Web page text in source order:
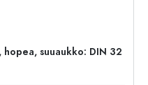
suuaukko: DIN 32